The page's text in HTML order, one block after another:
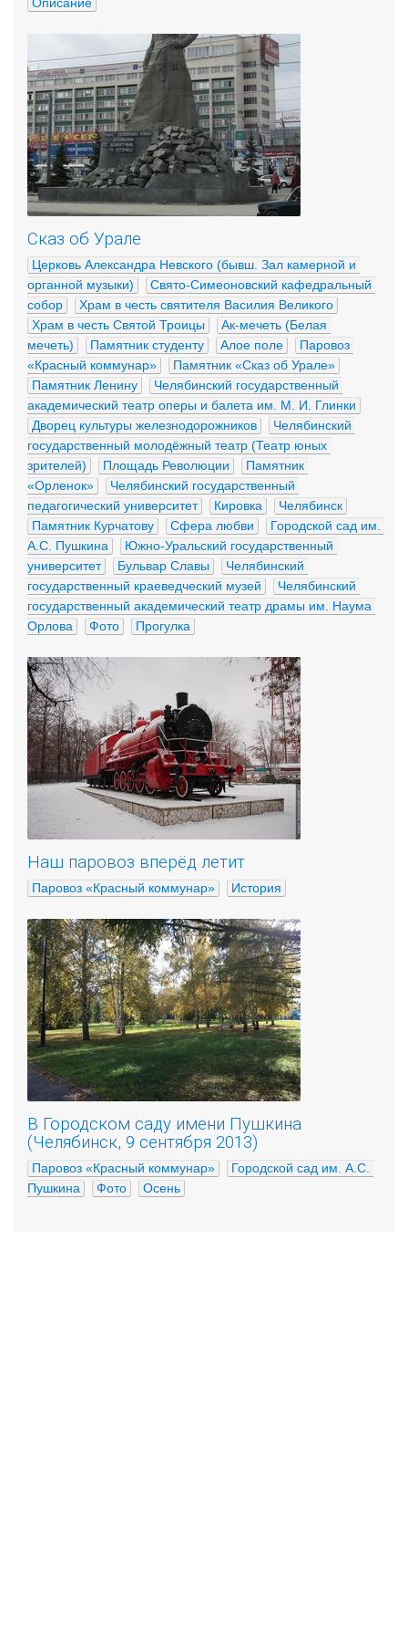
Описание
Сказ об Урале
Церковь Александра Невского (бывш. Зал камерной и
органной музыки)
Свято-Симеоновский кафедральный
собор
Храм в честь святителя Василия Великого
Храм в честь Святой Троицы
Ак-мечеть (Белая
мечеть)
Памятник студенту Алое поле
Паровоз
«Красный коммунар»
Памятник «Сказ об Урале»
Памятник Ленину
Челябинский государственный
академический театр оперы и балета им. М. И. Глинки
Дворец культуры железнодорожников
Челябинский
государственный молодёжный театр (Театр юных
зрителей)
Площадь Революции
Памятник
«Орленок»
Челябинский государственный
педагогический университет
Кировка
Челябинск
Памятник Курчатову
Сфера любви
Городской сад им.
А.С. Пушкина
Южно-Уральский государственный
университет
Бульвар Славы
Челябинский
государственный краеведческий музей
Челябинский
государственный академический театр драмы им. Наума
Орлова
Фото Прогулка
Наш паровоз вперёд летит
Паровоз «Красный коммунар» История
В Городском саду имени Пушкина
(Челябинск, 9 сентября 2013)
Паровоз «Красный коммунар»
Городской сад им. А.С.
Пушкина
Фото Осень